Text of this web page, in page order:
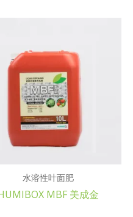
水溶性叶面肥
MBF 美成金